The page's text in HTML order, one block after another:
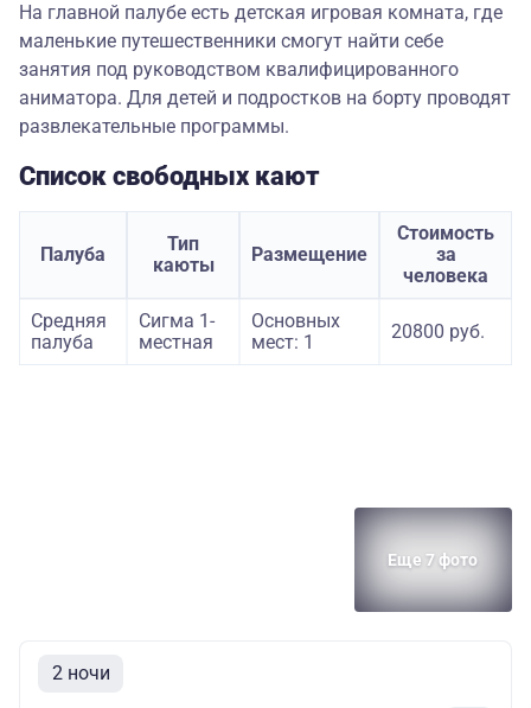
На главной палубе есть детская игровая комната, где
маленькие путешественники смогут найти себе
занятия под руководством квалифицированного
аниматора. Для детей и подростков на борту проводят
развлекательные программы.
Список свободных кают
Палуба
Тип
каюты
Размещение
Стоимость
за
человека
Средняя
палуба
Сигма 1-
местная
Основных
мест: 1
20800 руб.
Еще 7 фото
2 ночи